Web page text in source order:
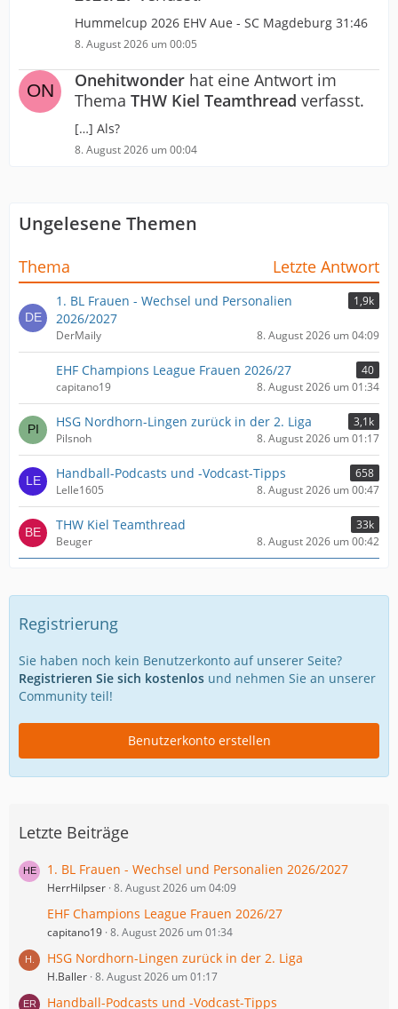
Hummelcup 2026 EHV Aue - SC Magdeburg 31:46
8. August 2026 um 00:05
Onehitwonder hat eine Antwort im
Thema THW Kiel Teamthread verfasst.
[…] Als?
8. August 2026 um 00:04
Ungelesene Themen
Thema Letzte Antwort
1. BL Frauen - Wechsel und Personalien
2026/2027
1,9k
DerMaily 8. August 2026 um 04:09
EHF Champions League Frauen 2026/27
40
capitano19
8. August 2026 um 01:34
HSG Nordhorn-Lingen zurück in der 2. Liga
3,1k
Pilsnoh
8. August 2026 um 01:17
Handball-Podcasts und -Vodcast-Tipps
658
Lelle1605
8. August 2026 um 00:47
THW Kiel Teamthread
33k
Beuger
8. August 2026 um 00:42
Registrierung
Sie haben noch kein Benutzerkonto auf unserer Seite?
Registrieren Sie sich kostenlos und nehmen Sie an unserer
Community teil!
Benutzerkonto erstellen
Letzte Beiträge
1. BL Frauen - Wechsel und Personalien 2026/2027
HerrHilpser 8. August 2026 um 04:09
EHF Champions League Frauen 2026/27
capitano19 8. August 2026 um 01:34
HSG Nordhorn-Lingen zurück in der 2. Liga
H.Baller 8. August 2026 um 01:17
Handball-Podcasts und -Vodcast-Tipps